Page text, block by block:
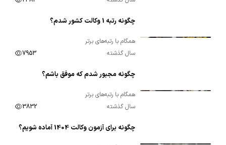
چگونه رتبه 1 وکالت کشور شدم؟
همگام با رتبه‌های برتر
سال گذشته
7953
چگونه مجبور شدم که موفق باشم؟
همگام با رتبه‌های برتر
سال گذشته
3832
چگونه برای آزمون وکالت 1404 آماده شویم؟